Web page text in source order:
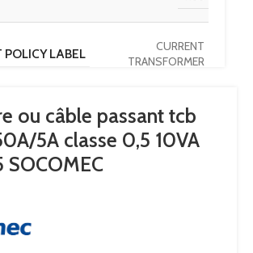
POLICY LABEL
CURRENT
TRANSFORMER
DE
ou câble passant tcb
5A classe 0,5 10VA
SOCOMEC